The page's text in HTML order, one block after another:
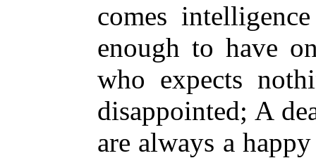
comes
enough to have
who expects
disappointed; A
are always a